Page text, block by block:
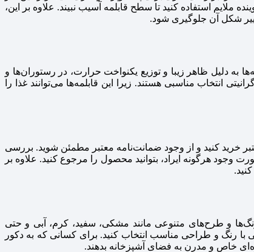
استفاده کنید تا سطح قابلمه آسیب نبیند. علاوه بر این،
شکل آن جلوگیری شود.
به دلیل ظاهر زیبا و توزیع یکنواخت حرارت، در رستوران‌ها و
انتخاب مناسبی هستند. زیرا این قابلمه‌ها می‌توانند غذا را
خرید کنید و از وجود ضمانت‌نامه معتبر مطمئن شوید. بررسی
وجود هرگونه ایراد، بتوانید محصول را مرجوع کنید. علاوه بر
رنگ‌ها و طرح‌های متنوعی مانند مشکی، سفید، کرم، آبی و حتی
با رنگ و طراحی مناسب انتخاب کنید. برای کسانی که به دکور
خاص و مدرن به فضای آشپزخانه بدهند.